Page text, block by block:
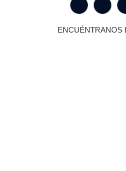
ENCUÉNTRANOS